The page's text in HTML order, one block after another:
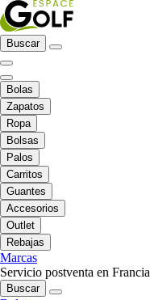
Buscar
Bolas
Zapatos
Ropa
Bolsas
Palos
Carritos
Guantes
Accesorios
Outlet
Rebajas
Marcas
Servicio postventa en Francia
Buscar